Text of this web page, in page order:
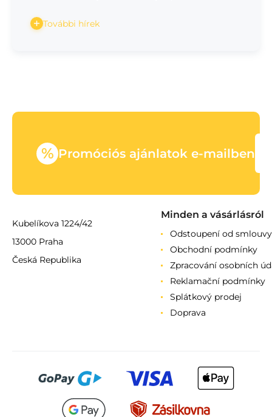
További hírek
% Promóciós ajánlatok e-mailben
Kubelíkova 1224/42
13000 Praha
Česká Republika
Minden a vásárlásról
Odstoupení od smlouvy
Obchodní podmínky
Zpracování osobních
Reklamační podmínky
Splátkový prodej
Doprava